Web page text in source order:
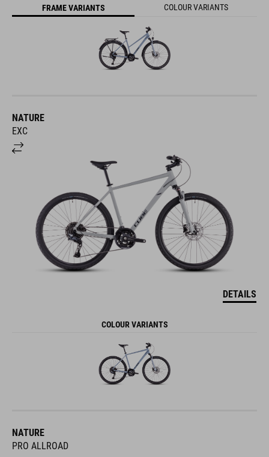
FRAME VARIANTS COLOUR VARIANTS
NATURE
EXC
DETAILS
COLOUR VARIANTS
NATURE
PRO ALLROAD